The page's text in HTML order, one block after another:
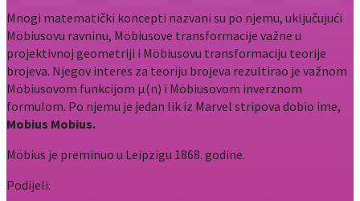
Mnogi matematički koncepti nazvani su po njemu, uključujući
Möbiusovu ravninu, Möbiusove transformacije važne u
projektivnoj geometriji i Möbiusovu transformaciju teorije
brojeva. Njegov interes za teoriju brojeva rezultirao je važnom
Möbiusovom funkcijom μ(n) i Möbiusovom inverznom
formulom. Po njemu je jedan lik iz Marvel stripova dobio ime,
Mobius Mobius.
Möbius je preminuo u Leipzigu 1868. godine.
Podijeli: